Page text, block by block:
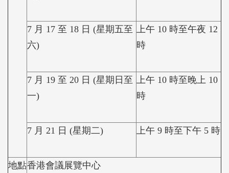
7 月 17 至 18 日 (星期五至
六)
上午 10 時至午夜 12
時
7 月 19 至 20 日 (星期日至
一)
上午 10 時至晚上 10
時
7 月 21 日 (星期二) 上午 9 時至下午 5 時
地點香港會議展覽中心